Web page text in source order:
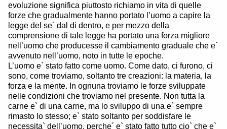
evoluzione significa piuttosto richiamo in vita di quelle
forze che gradualmente hanno portato l’uomo a capire la
legge del se´ dal di dentro, e per mezzo della
comprensione di tale legge ha portato una forza migliore
nell’uomo che producesse il cambiamento graduale che e`
avvenuto nell’uomo, noto in tutte le epoche.
L’uomo e` stato fatto come uomo. Come dato, ci furono, ci
sono, come troviamo, soltanto tre creazioni: la materia, la
forza e la mente. In ognuna troviamo le forze sviluppate
nelle condizioni che troviamo nel presente. Non tutta la
carne e` di una carne, ma lo sviluppo di una e` sempre
rimasto lo stesso; e` stato soltanto per soddisfare le
necessita` dell’uomo, perche´ e` stato fatto tutto cio` che e`